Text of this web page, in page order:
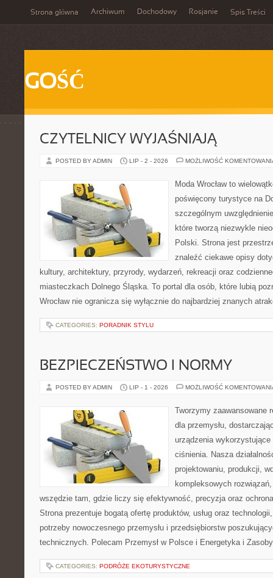
Strona główna Archiwum Dochodowy Rosjanie Spis Treści
GOŚĆ
CZYTELNICY WYJAŚNIAJĄ
POSTED BY ADMIN LIP - 2 - 2026 MOŻLIWOŚĆ
Moda Wrocław to
poświęcony turystyce na
szczególnym
które tworzą niezwykle
Polski. Strona jest
znaleźć ciekawe opisy
kultury, architektury, przyrody, wydarzeń, rekreacji oraz
miasteczkach Dolnego Śląska. To portal dla osób, które lubią
Wrocław nie ogranicza się wyłącznie do najbardziej znanych
CATEGORIES: PORADNIK STYLU
BEZPIECZEŃSTWO I NORMY
POSTED BY ADMIN LIP - 1 - 2026 MOŻLIWOŚĆ
Tworzymy zaawansowane
dla przemysłu,
urządzenia
ciśnienia. Nasza
projektowaniu, produkcji,
kompleksowych
wszędzie tam, gdzie liczy się efektywność, precyzja oraz
Strona prezentuje bogatą ofertę produktów, usług oraz
potrzeby nowoczesnego przemysłu i przedsiębiorstw
technicznych. Polecam Przemysł w Polsce i Energetyka i
CATEGORIES: PODRÓŻE EKOTURYSTYCZNE